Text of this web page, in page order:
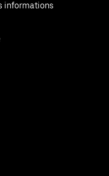
informations